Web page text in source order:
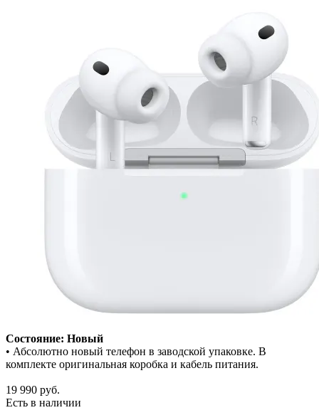
Состояние: Новый
• Абсолютно новый телефон в заводской упаковке. В
комплекте оригинальная коробка и кабель питания.
19 990 руб.
Есть в наличии